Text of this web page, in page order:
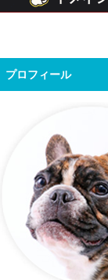
プロフィール